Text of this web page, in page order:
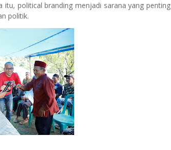
itu, political branding menjadi sarana yang penting
politik.